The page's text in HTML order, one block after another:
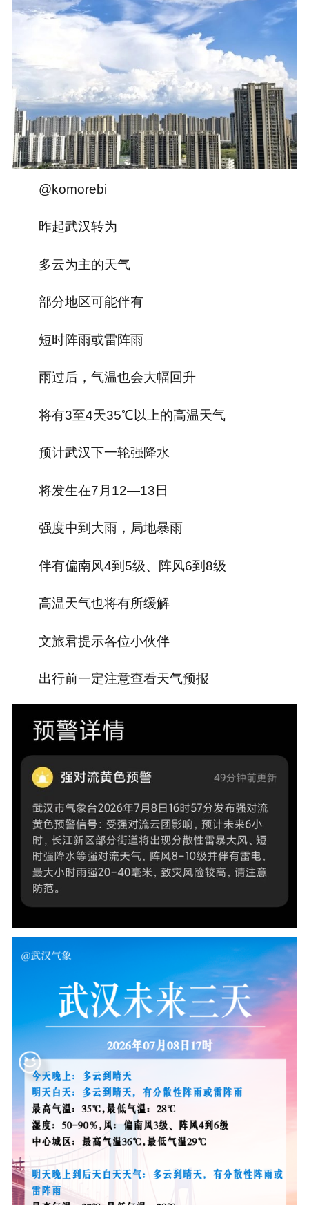
@komorebi
昨起武汉转为
多云为主的天气
部分地区可能伴有
短时阵雨或雷阵雨
雨过后，气温也会大幅回升
将有3至4天35℃以上的高温天气
预计武汉下一轮强降水
将发生在7月12—13日
强度中到大雨，局地暴雨
伴有偏南风4到5级、阵风6到8级
高温天气也将有所缓解
文旅君提示各位小伙伴
出行前一定注意查看天气预报